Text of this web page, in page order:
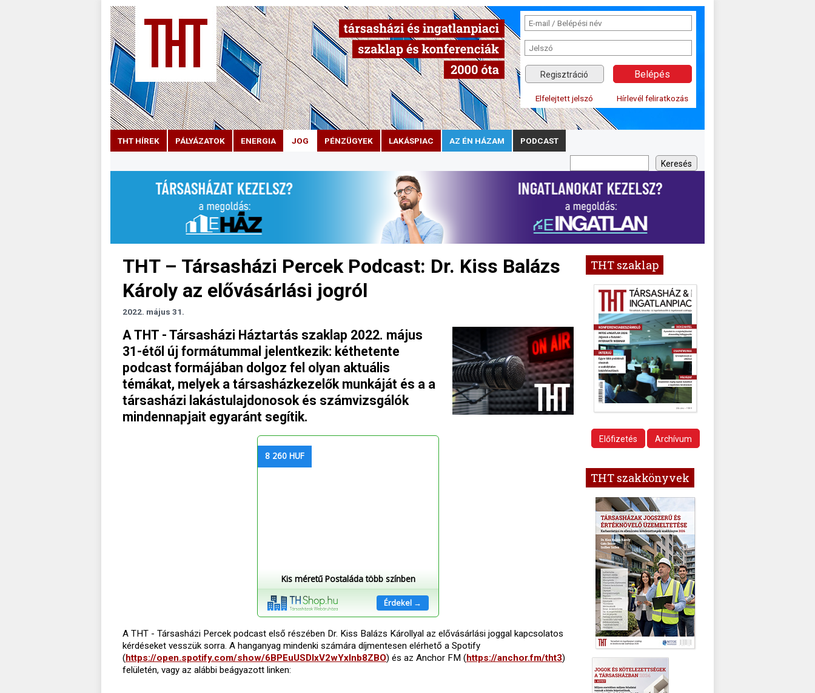
Regisztráció
Elfelejtett jelszó Hírlevél feliratkozás
THT HÍREK PÁLYÁZATOK ENERGIA JOG PÉNZÜGYEK LAKÁSPIAC AZ ÉN HÁZAM PODCAST
THT – Társasházi Percek Podcast: Dr. Kiss Balázs
Károly az elővásárlási jogról
2022. május 31.
A THT - Társasházi Háztartás szaklap 2022. május
31-étől új formátummal jelentkezik: kéthetente
podcast formájában dolgoz fel olyan aktuális
témákat, melyek a társasházkezelők munkáját és a a
társasházi lakástulajdonosok és számvizsgálók
mindennapjait egyaránt segítik.
8 260 HUF
Kis méretű Postaláda több színben
Érdekel →
A THT - Társasházi Percek podcast első részében Dr. Kiss Balázs Károllyal az elővásárlási joggal kapcsolatos
kérdéseket vesszük sorra. A hanganyag mindenki számára díjmentesen elérhető a Spotify
(https://open.spotify.com/show/6BPEuUSDIxV2wYxlnb8ZBO) és az Anchor FM (https://anchor.fm/tht3)
felületén, vagy az alábbi beágyazott linken:
THT szaklap
Előfizetés Archívum
THT szakkönyvek